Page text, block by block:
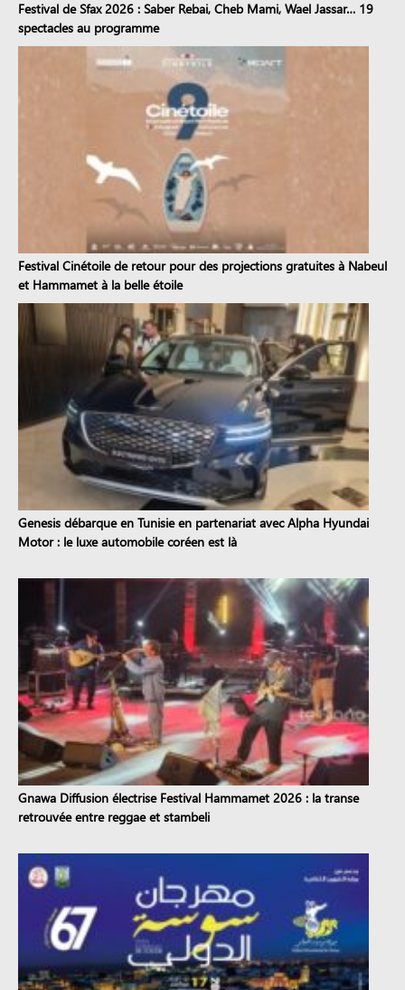
Festival de Sfax 2026 : Saber Rebai, Cheb Mami, Wael Jassar… 19
spectacles au programme
Festival Cinétoile de retour pour des projections gratuites à Nabeul
et Hammamet à la belle étoile
Genesis débarque en Tunisie en partenariat avec Alpha Hyundai
Motor : le luxe automobile coréen est là
Gnawa Diffusion électrise Festival Hammamet 2026 : la transe
retrouvée entre reggae et stambeli